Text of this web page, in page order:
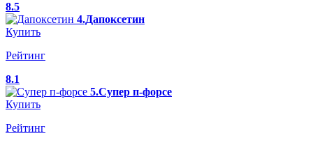
8.5
4.Дапоксетин
Купить
Рейтинг
8.1
5.Супер п-форсе
Купить
Рейтинг